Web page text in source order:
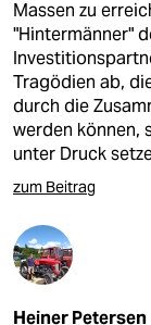
Massen zu
"Hintermänner"
Tragödien ab,
durch die
werden können,
unter Druck
zum Beitrag
Heiner Petersen